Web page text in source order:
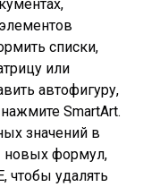
списки,
или
автофигуру,
SmartArt.
значений в
новых формул,
удалять